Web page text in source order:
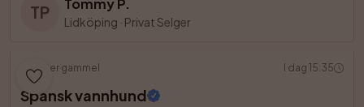
TP Tommy P.
Lidköping · Privat Selger
5 uker gammel I dag 15:35
Spansk vannhund